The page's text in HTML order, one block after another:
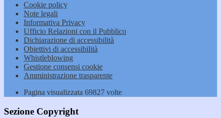
Cookie policy
Note legali
Informativa Privacy
Ufficio Relazioni con il Pubblico
Dichiarazione di accessibilità
Obiettivi di accessibilità
Whistleblowing
Gestione consensi cookie
Amministrazione trasparente
Pagina visualizzata 69827 volte
Sezione Copyright